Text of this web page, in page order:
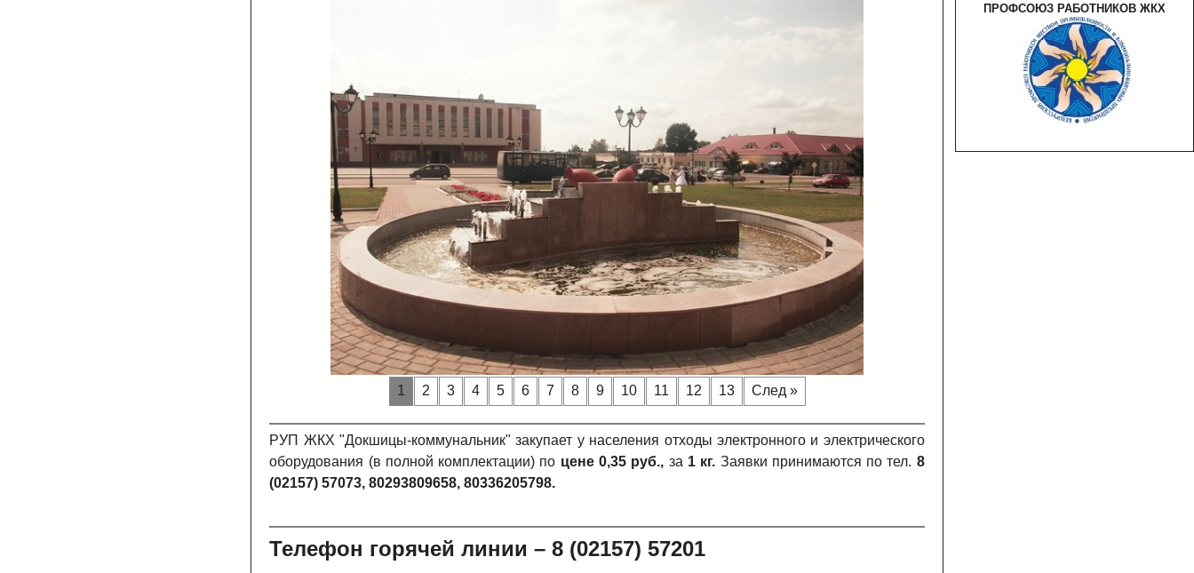
1 2 3 4 5 6 7 8 9 10 11 12 13 След »
РУП ЖКХ "Докшицы-коммунальник" закупает у населения отходы электронного и электрического
оборудования (в полной комплектации) по цене 0,35 руб., за 1 кг. Заявки принимаются по тел. 8
(02157) 57073, 80293809658, 80336205798.
Телефон горячей линии – 8 (02157) 57201
ПРОФСОЮЗ РАБОТНИКОВ ЖКХ